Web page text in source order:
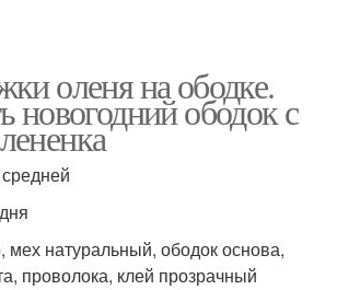
оленя на ободке.
новогодний ободок с
натуральный, ободок основа,
проволока, клей прозрачный